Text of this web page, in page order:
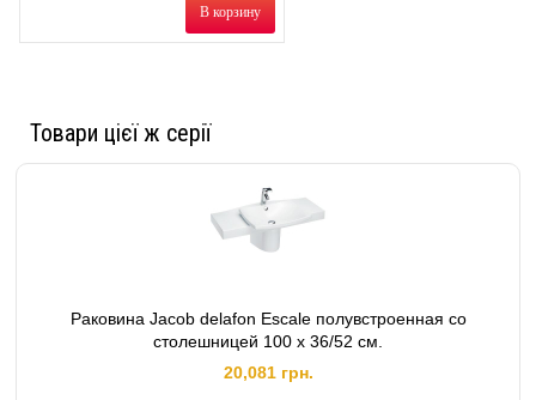
В корзину
Товари цієї ж серії
Раковина Jacob delafon Escale полувстроенная со
столешницей 100 х 36/52 см.
20,081 грн.